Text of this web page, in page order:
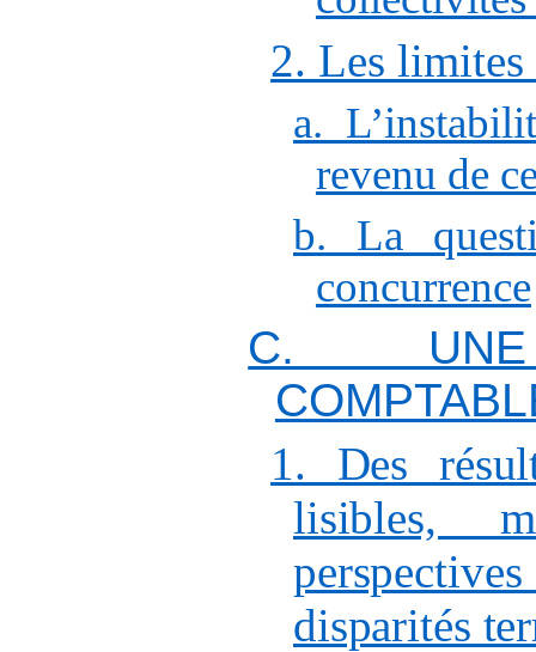
2. Les limites
a.
revenu de
b. La
concurrence
C. UNE
1. Des
lisibles,
disparités